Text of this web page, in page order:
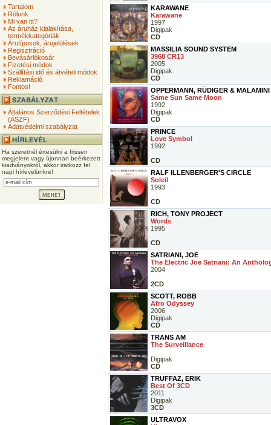
Tartalom
Rólunk
Mi van itt?
Az áruház kialakítása,
termékkategóriák
Árutípusok, árujelölések
Regisztráció
Bevásárlókosár
Fizetési módok
Szállítási idő és átvételi módok
Reklamáció
Fontos!
Általános Szerződési Feltételek
(ÁSZF)
Adatvédelmi szabályzat
Ha szeretnél értesülni a frissen
megjelent vagy újonnan beérkezett
kiadványokról, akkor iratkozz fel
napi hírlevelünkre!
KARAWANE
Karawane
1997
Digipak
CD
MASSILIA SOUND SYSTEM
3968 CR13
2005
Digipak
CD
OPPERMANN, RÜDIGER &
Same Sun Same Moon
1992
Digipak
CD
PRINCE
Love Symbol
1992
CD
RALF ILLENBERGER'S CIRCLE
Soleil
1993
CD
RICH, TONY PROJECT
Words
1995
CD
SATRIANI, JOE
The Electric Joe Satriani: An
2004
2CD
SCOTT, ROBB
Afro Odyssey
2006
Digipak
CD
TRANS AM
The Surveillance
Digipak
CD
TRUFFAZ, ERIK
Best Of 3CD
2011
Digipak
3CD
ULTRAVOX